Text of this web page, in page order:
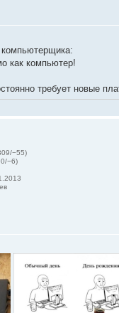
сообщение
компьютерщика:
как компьютер!
требует новые
−55)
−6)
сообщение